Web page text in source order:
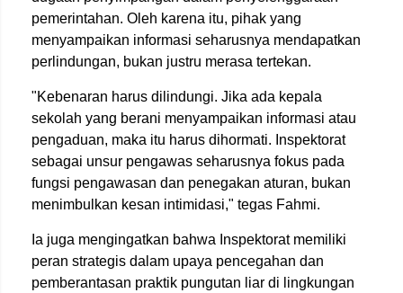
pemerintahan. Oleh karena itu, pihak yang
menyampaikan informasi seharusnya mendapatkan
perlindungan, bukan justru merasa tertekan.
"Kebenaran harus dilindungi. Jika ada kepala
sekolah yang berani menyampaikan informasi atau
pengaduan, maka itu harus dihormati. Inspektorat
sebagai unsur pengawas seharusnya fokus pada
fungsi pengawasan dan penegakan aturan, bukan
menimbulkan kesan intimidasi," tegas Fahmi.
Ia juga mengingatkan bahwa Inspektorat memiliki
peran strategis dalam upaya pencegahan dan
pemberantasan praktik pungutan liar di lingkungan